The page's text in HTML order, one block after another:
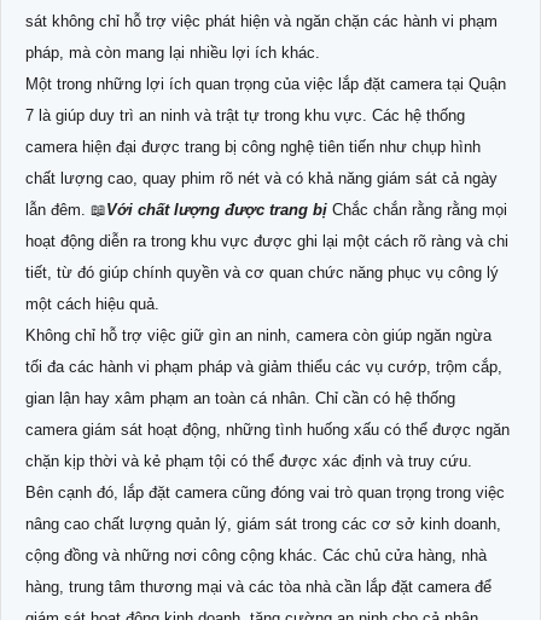
sát không chỉ hỗ trợ việc phát hiện và ngăn chặn các hành vi phạm
pháp, mà còn mang lại nhiều lợi ích khác.
Một trong những lợi ích quan trọng của việc lắp đặt camera tại Quận
7 là giúp duy trì an ninh và trật tự trong khu vực. Các hệ thống
camera hiện đại được trang bị công nghệ tiên tiến như chụp hình
chất lượng cao, quay phim rõ nét và có khả năng giám sát cả ngày
lẫn đêm. 📖Với chất lượng được trang bị Chắc chắn rằng rằng mọi
hoạt động diễn ra trong khu vực được ghi lại một cách rõ ràng và chi
tiết, từ đó giúp chính quyền và cơ quan chức năng phục vụ công lý
một cách hiệu quả.
Không chỉ hỗ trợ việc giữ gìn an ninh, camera còn giúp ngăn ngừa
tối đa các hành vi phạm pháp và giảm thiểu các vụ cướp, trộm cắp,
gian lận hay xâm phạm an toàn cá nhân. Chỉ cần có hệ thống
camera giám sát hoạt động, những tình huống xấu có thể được ngăn
chặn kịp thời và kẻ phạm tội có thể được xác định và truy cứu.
Bên cạnh đó, lắp đặt camera cũng đóng vai trò quan trọng trong việc
nâng cao chất lượng quản lý, giám sát trong các cơ sở kinh doanh,
cộng đồng và những nơi công cộng khác. Các chủ cửa hàng, nhà
hàng, trung tâm thương mại và các tòa nhà cần lắp đặt camera để